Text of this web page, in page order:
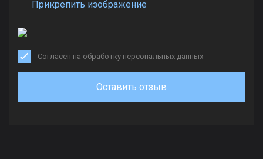
Прикрепить изображение
Согласен на обработку персональных данных
Оставить отзыв